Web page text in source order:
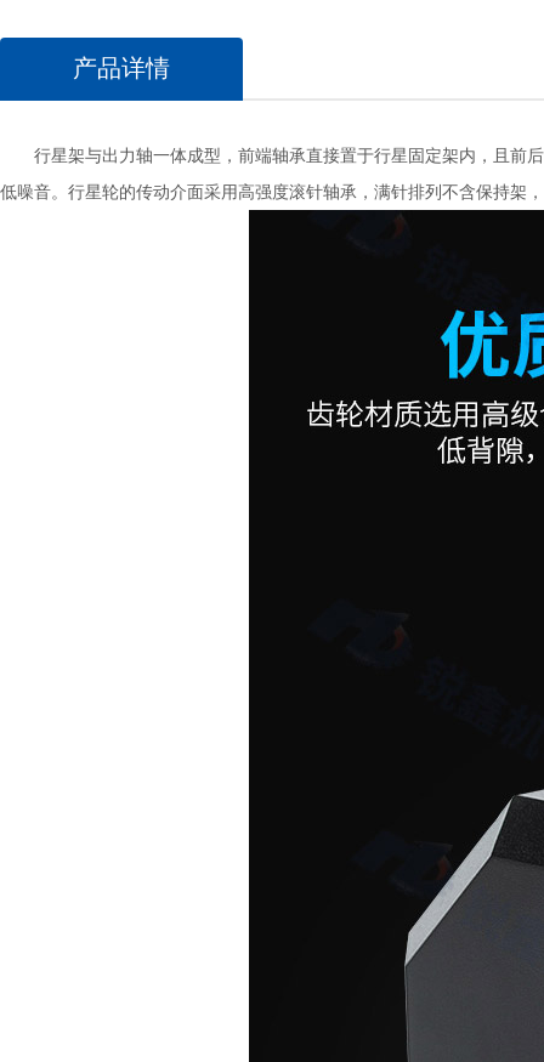
产品详情
行星架与出力轴一体成型，前端轴承直接置于行星固定架内，且前
低噪音。行星轮的传动介面采用高强度滚针轴承，满针排列不含保持架